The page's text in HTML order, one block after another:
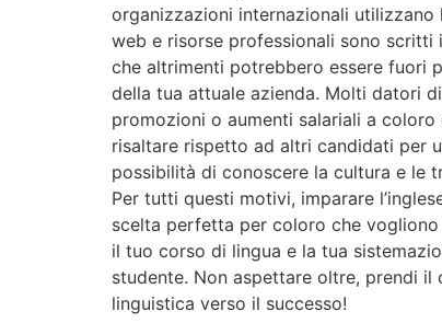
organizzazioni internazionali
web e risorse professionali sono
che altrimenti potrebbero essere fuori
della tua attuale azienda. Molti datori
promozioni o aumenti salariali a
risaltare rispetto ad altri candidati per
possibilità di conoscere la cultura e le
Per tutti questi motivi, imparare
scelta perfetta per coloro che
il tuo corso di lingua e la tua
studente. Non aspettare oltre, prendi il
linguistica verso il successo!